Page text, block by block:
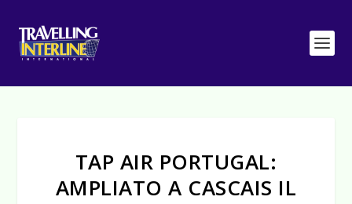
TAP AIR PORTUGAL:
AMPLIATO A CASCAIS IL